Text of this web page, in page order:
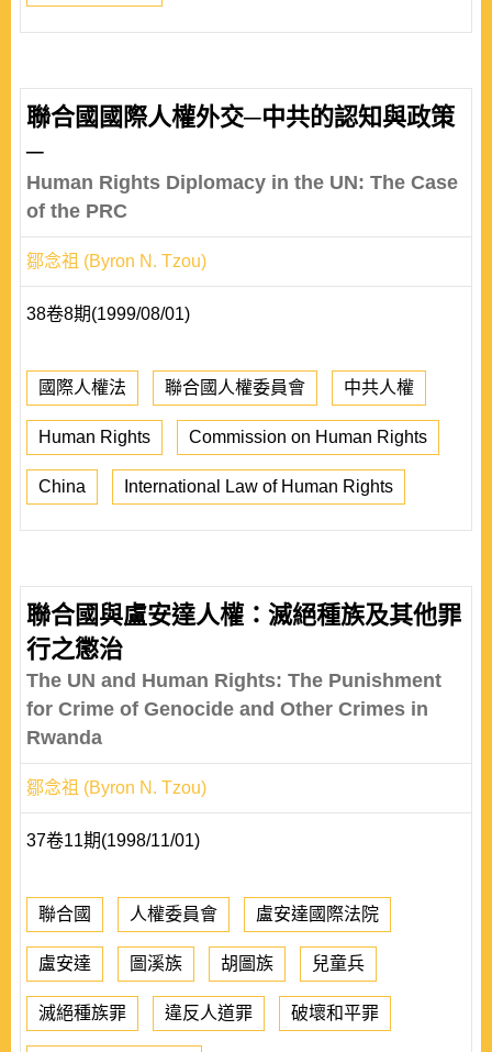
聯合國國際人權外交─中共的認知與政策
─
Human Rights Diplomacy in the UN: The Case
of the PRC
鄒念祖 (Byron N. Tzou)
38卷8期(1999/08/01)
國際人權法 聯合國人權委員會 中共人權
Human Rights Commission on Human Rights
China International Law of Human Rights
聯合國與盧安達人權：滅絕種族及其他罪
行之懲治
The UN and Human Rights: The Punishment
for Crime of Genocide and Other Crimes in
Rwanda
鄒念祖 (Byron N. Tzou)
37卷11期(1998/11/01)
聯合國 人權委員會 盧安達國際法院
盧安達 圖溪族 胡圖族 兒童兵
滅絕種族罪 違反人道罪 破壞和平罪